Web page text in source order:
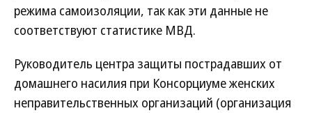
режима самоизоляции, так как эти данные не
соответствуют статистике МВД.
Руководитель центра защиты пострадавших от
домашнего насилия при Консорциуме женских
неправительственных организаций (организация